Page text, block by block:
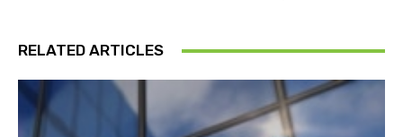
RELATED ARTICLES